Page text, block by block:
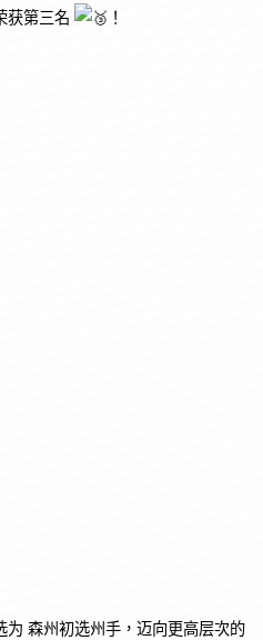
获第三名
！
森州初选州手，迈向更高层次的